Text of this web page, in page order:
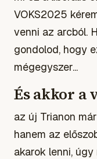
VOKS2025
venni az arcból.
gondolod, hogy
mégegyszer...
És akkor a
az új Trianon
hanem az
akarok lenni,